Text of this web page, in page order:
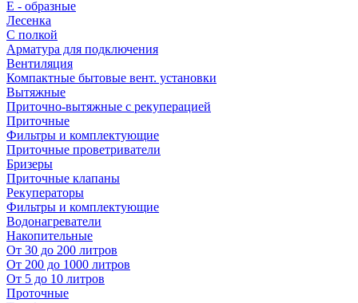
E - образные
Лесенка
С полкой
Арматура для подключения
Вентиляция
Компактные бытовые вент. установки
Вытяжные
Приточно-вытяжные с рекуперацией
Приточные
Фильтры и комплектующие
Приточные проветриватели
Бризеры
Приточные клапаны
Рекуператоры
Фильтры и комплектующие
Водонагреватели
Накопительные
От 30 до 200 литров
От 200 до 1000 литров
От 5 до 10 литров
Проточные